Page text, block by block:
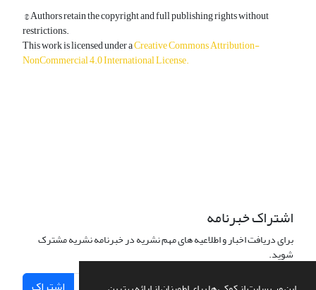
© Authors retain the copyright and full publishing rights without
restrictions.
This work is licensed under aCreative Commons Attribution-
NonCommercial 4.0 International License.
اشتراک خبرنامه
برای دریافت اخبار و اطلاعیه های مهم نشریه در خبرنامه نشریه مشترک
شوید.